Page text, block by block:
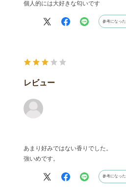
個人的には大好きな匂いです
参考になった
レビュー
あまり好みではない香りでした。
強いめです。
参考になった